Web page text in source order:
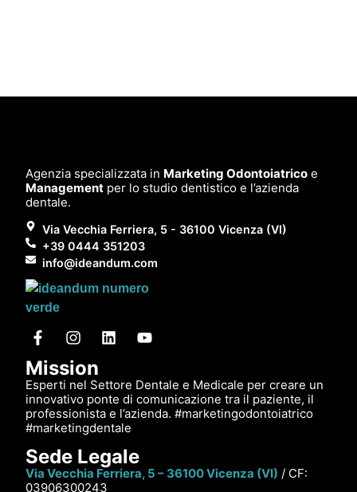
Agenzia specializzata in Marketing Odontoiatrico e
Management per lo studio dentistico e l’azienda
dentale.
Via Vecchia Ferriera, 5 - 36100 Vicenza (VI)
+39 0444 351203
info@ideandum.com
Mission
Esperti nel Settore Dentale e Medicale per creare un
innovativo ponte di comunicazione tra il paziente, il
professionista e l’azienda. #marketingodontoiatrico
#marketingdentale
Sede Legale
Via Vecchia Ferriera, 5 – 36100 Vicenza (VI) / CF:
03906300243